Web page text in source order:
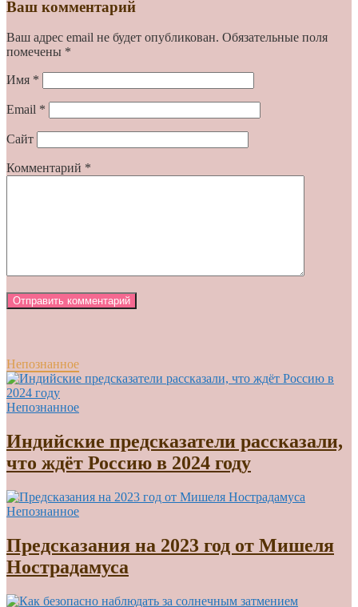
Ваш комментарий
Ваш адрес email не будет опубликован. Обязательные поля
помечены *
Имя *
Email *
Сайт
Комментарий *
Непознанное
Непознанное
Индийские предсказатели рассказали,
что ждёт Россию в 2024 году
Непознанное
Предсказания на 2023 год от Мишеля
Нострадамуса